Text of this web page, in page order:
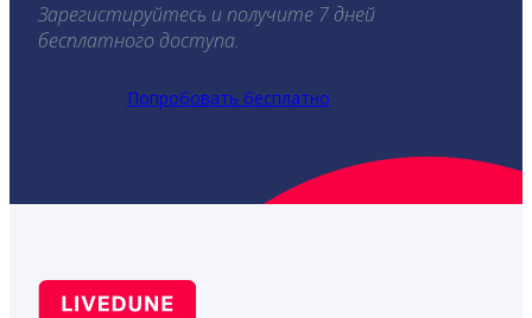
Зарегистируйтесь и получите 7 дней
бесплатного доступа.
Попробовать бесплатно